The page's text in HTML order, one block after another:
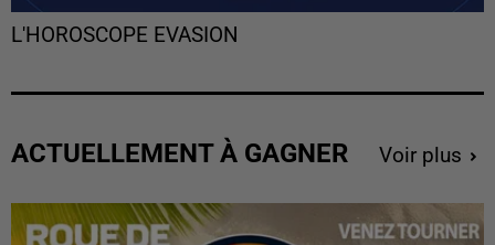
L'HOROSCOPE EVASION
ACTUELLEMENT À GAGNER Voir plus